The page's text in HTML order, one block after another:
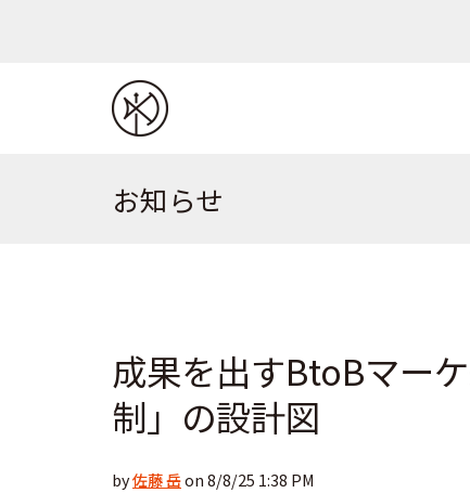
お知らせ
成果を出すBtoBマー
制」の設計図
by佐藤 岳on 8/8/25 1:38 PM